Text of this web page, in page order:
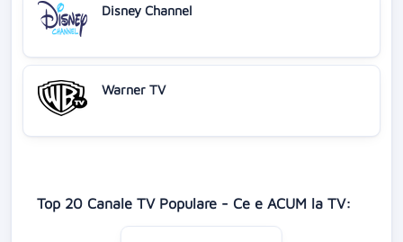
Disney Channel
Warner TV
Top 20 Canale TV Populare - Ce e ACUM la TV: